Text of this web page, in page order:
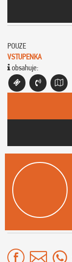
POUZE
VSTUPENKA
obsahuje: